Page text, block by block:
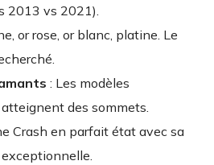
2013 vs 2021).
or rose, or blanc, platine. Le
: Les modèles
des sommets.
Crash en parfait état avec sa